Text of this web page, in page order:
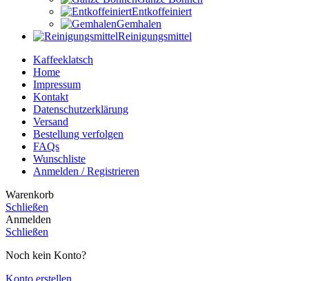
Entkoffeiniert
Gemhalen
Reinigungsmittel
Kaffeeklatsch
Home
Impressum
Kontakt
Datenschutzerklärung
Versand
Bestellung verfolgen
FAQs
Wunschliste
Anmelden / Registrieren
Warenkorb
Schließen
Anmelden
Schließen
Noch kein Konto?
Konto erstellen